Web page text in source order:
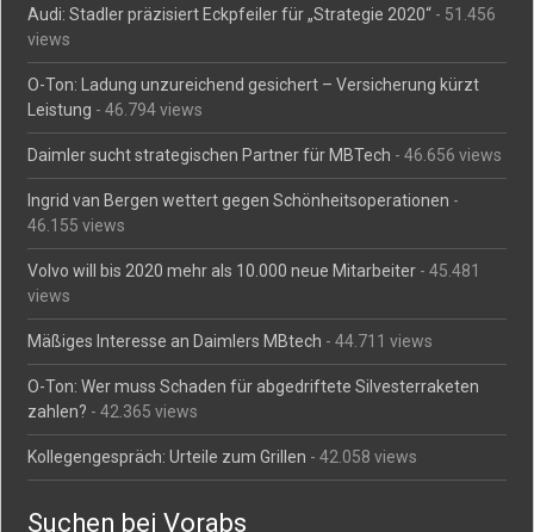
Audi: Stadler präzisiert Eckpfeiler für „Strategie 2020“ - 51.456
views
O-Ton: Ladung unzureichend gesichert – Versicherung kürzt
Leistung - 46.794 views
Daimler sucht strategischen Partner für MBTech - 46.656 views
Ingrid van Bergen wettert gegen Schönheitsoperationen -
46.155 views
Volvo will bis 2020 mehr als 10.000 neue Mitarbeiter - 45.481
views
Mäßiges Interesse an Daimlers MBtech - 44.711 views
O-Ton: Wer muss Schaden für abgedriftete Silvesterraketen
zahlen? - 42.365 views
Kollegengespräch: Urteile zum Grillen - 42.058 views
Suchen bei Vorabs